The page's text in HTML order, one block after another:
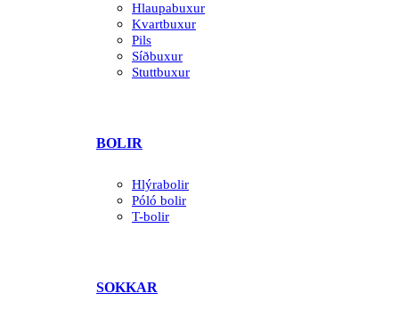
Hlaupabuxur
Kvartbuxur
Pils
Síðbuxur
Stuttbuxur
BOLIR
Hlýrabolir
Póló bolir
T-bolir
SOKKAR